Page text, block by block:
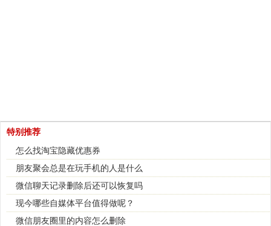
特别推荐
怎么找淘宝隐藏优惠券
朋友聚会总是在玩手机的人是什么
微信聊天记录删除后还可以恢复吗
现今哪些自媒体平台值得做呢？
微信朋友圈里的内容怎么删除